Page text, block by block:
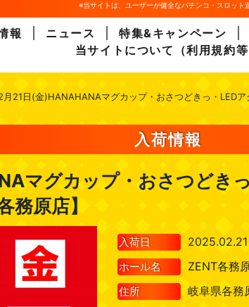
※当サイトは、ユーザーが健全なパチンコ・スロット
報 ニュース 特集&キャンペーン
当サイトについて（利用規約等
月21日(金)HANAHANAマグカップ・おさつどきっ・LED
入荷情報
マグカップ・おさつどき
務原店】
入荷日 2025.02.21
ホール名 ZENT各務
住所 岐阜県各務